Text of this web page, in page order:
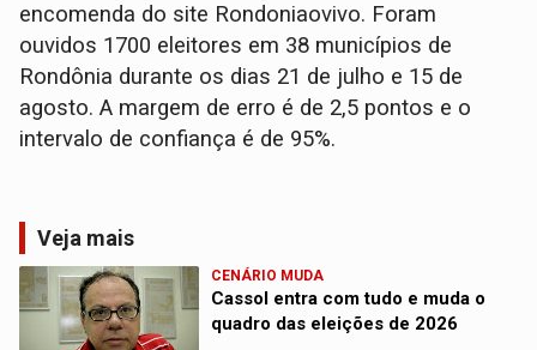
encomenda do site Rondoniaovivo. Foram
ouvidos 1700 eleitores em 38 municípios de
Rondônia durante os dias 21 de julho e 15 de
agosto. A margem de erro é de 2,5 pontos e o
intervalo de confiança é de 95%.
Veja mais
CENÁRIO MUDA
Cassol entra com tudo e muda o
quadro das eleições de 2026